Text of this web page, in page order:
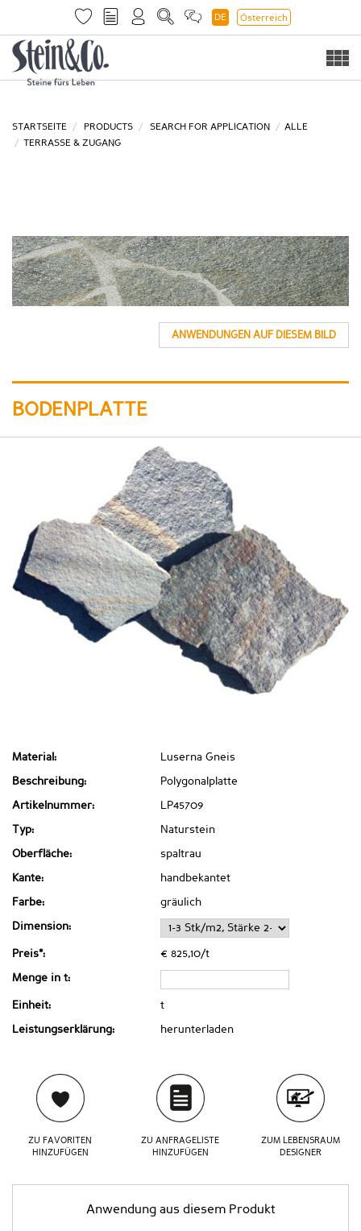
DE Österreich
STARTSEITE PRODUCTS SEARCH FOR APPLICATION
ALLE
TERRASSE & ZUGANG
ANWENDUNGEN AUF DIESEM BILD
BODENPLATTE
Material: Luserna Gneis
Beschreibung: Polygonalplatte
Artikelnummer: LP45709
Typ: Naturstein
Oberfläche: spaltrau
Kante: handbekantet
Farbe: gräulich
Dimension:
Preis*: € 825,10/t
Menge in t:
Einheit: t
Leistungserklärung: herunterladen
ZU FAVORITEN
HINZUFÜGEN
ZU ANFRAGELISTE
HINZUFÜGEN
ZUM LEBENSRAUM
DESIGNER
Anwendung aus diesem Produkt